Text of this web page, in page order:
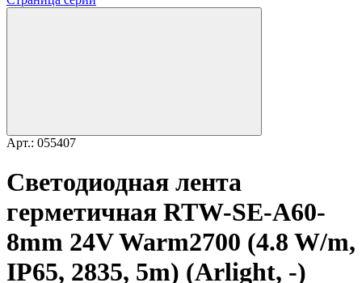
Арт.: 055407
Светодиодная лента
герметичная RTW-SE-A60-
8mm 24V Warm2700 (4.8 W/m,
IP65, 2835, 5m) (Arlight, -)